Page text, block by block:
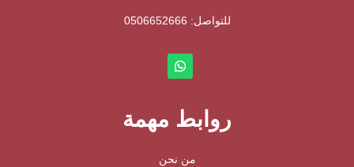
للتواصل: ⁦ 0506652666
روابط مهمة
من نحن